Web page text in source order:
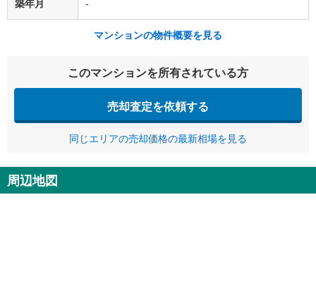
築年月 -
マンションの物件概要を見る
このマンションを所有されている方
売却査定を依頼する
同じエリアの売却価格の最新相場を見る
周辺地図